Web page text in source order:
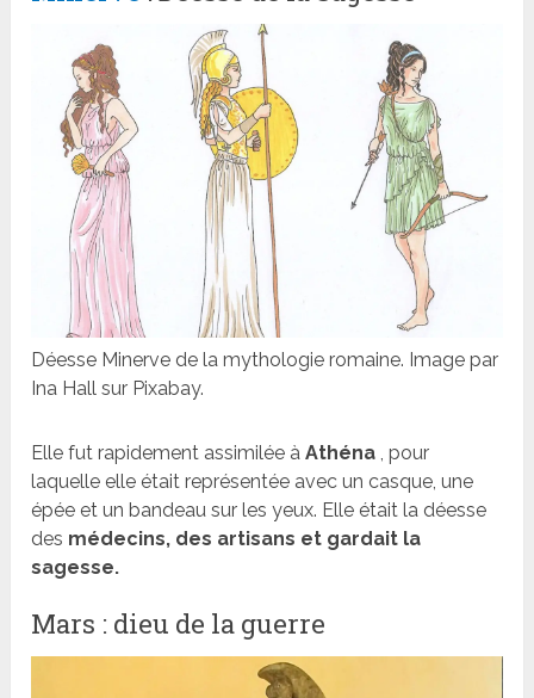
Déesse Minerve de la mythologie romaine. Image par
Ina Hall sur Pixabay.
Elle fut rapidement assimilée àAthéna , pour
laquelle elle était représentée avec un casque, une
épée et un bandeau sur les yeux. Elle était la déesse
des médecins, des artisans et gardait la
sagesse.
Mars : dieu de la guerre